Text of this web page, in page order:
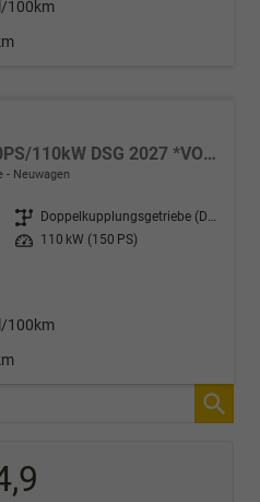
100km
Monte Carlo 1.5 TSI 150PS/110kW DSG 2027 *VOLL-LED+Sportsitze*
Neuwagen
Getriebe
Doppelkupplungsgetriebe (DSG)
Leistung 110 kW (150 PS)
100km